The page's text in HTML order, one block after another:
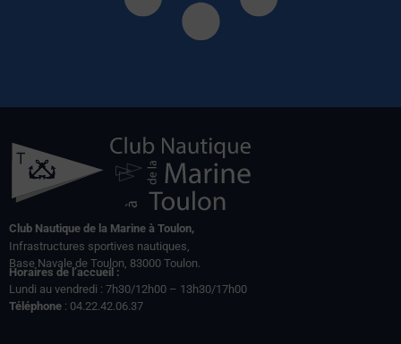
Club Nautique de la Marine à Toulon,
Infrastructures sportives nautiques,
Base Navale de Toulon, 83000 Toulon.
Horaires de l’accueil :
Lundi au vendredi : 7h30/12h00 – 13h30/17h00
Téléphone : 04.22.42.06.37